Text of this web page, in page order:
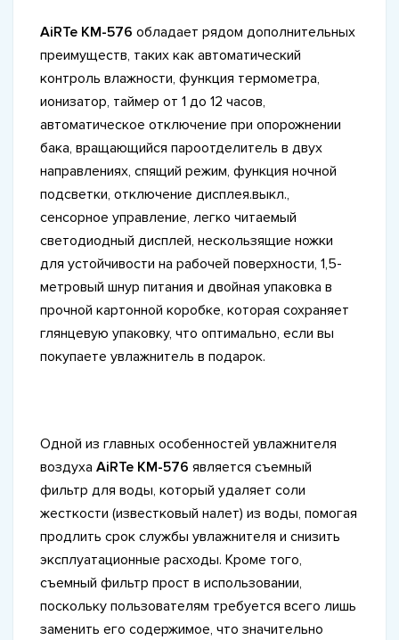
AiRTe KM-576 обладает рядом дополнительных
преимуществ, таких как автоматический
контроль влажности, функция термометра,
ионизатор, таймер от 1 до 12 часов,
автоматическое отключение при опорожнении
бака, вращающийся пароотделитель в двух
направлениях, спящий режим, функция ночной
подсветки, отключение дисплея.выкл.,
сенсорное управление, легко читаемый
светодиодный дисплей, нескользящие ножки
для устойчивости на рабочей поверхности, 1,5-
метровый шнур питания и двойная упаковка в
прочной картонной коробке, которая сохраняет
глянцевую упаковку, что оптимально, если вы
покупаете увлажнитель в подарок.
Одной из главных особенностей увлажнителя
воздуха AiRTe KM-576 является съемный
фильтр для воды, который удаляет соли
жесткости (известковый налет) из воды, помогая
продлить срок службы увлажнителя и снизить
эксплуатационные расходы. Кроме того,
съемный фильтр прост в использовании,
поскольку пользователям требуется всего лишь
заменить его содержимое, что значительно